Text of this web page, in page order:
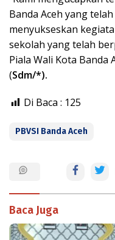
Banda Aceh yang
menyukseskan
sekolah yang telah
Piala Wali Kota Banda
(Sdm/*).
Di Baca : 125
PBVSI Banda Aceh
Baca Juga